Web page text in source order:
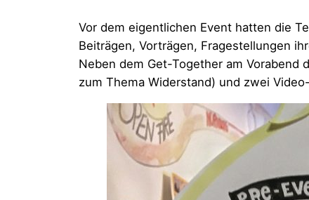
Vor dem eigentlichen Event hatten die
Beiträgen, Vorträgen, Fragestellungen
Neben dem Get-Together am Vorabend
zum Thema Widerstand) und zwei